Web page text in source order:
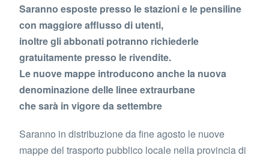
Saranno esposte presso le stazioni e le pensiline
con maggiore afflusso di utenti,
inoltre gli abbonati potranno richiederle
gratuitamente presso le rivendite.
Le nuove mappe introducono anche la nuova
denominazione delle linee extraurbane
che sarà in vigore da settembre
Saranno in distribuzione da fine agosto le nuove
mappe del trasporto pubblico locale nella provincia di